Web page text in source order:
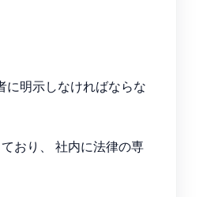
に明示しなければならな
おり、 社内に法律の専